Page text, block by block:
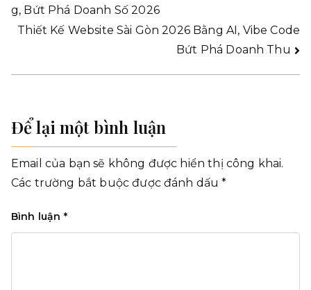
g, Bứt Phá Doanh Số 2026
Thiết Kế Website Sài Gòn 2026 Bằng AI, Vibe Code
Bứt Phá Doanh Thu
Để lại một bình luận
Email của bạn sẽ không được hiển thị công khai.
Các trường bắt buộc được đánh dấu*
Bình luận *